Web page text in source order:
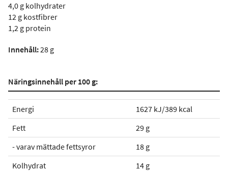
4,0 g kolhydrater
12 g kostfibrer
1,2 g protein
Innehåll:28 g
Näringsinnehåll per 100 g:
Energi
1627 kJ/389 kcal
Fett
29 g
- varav mättade fettsyror
18 g
Kolhydrat
14 g